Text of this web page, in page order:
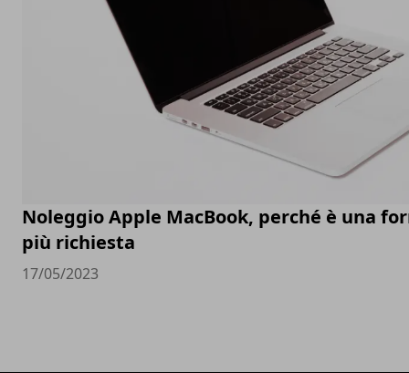
Noleggio Apple MacBook, perché è una
più richiesta
17/05/2023